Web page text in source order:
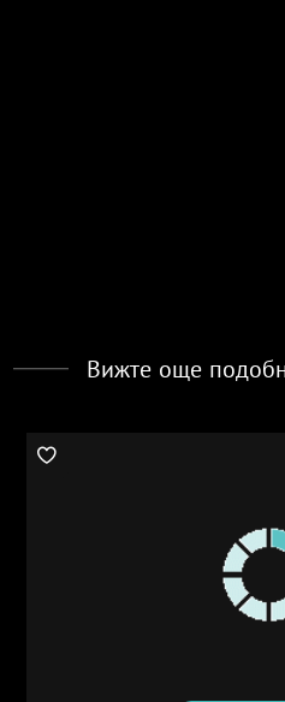
Вижте още